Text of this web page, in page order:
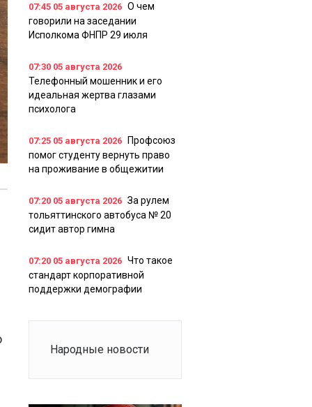
07:45 05 августа 2026 О чем
говорили на заседании
Исполкома ФНПР 29 июля
07:30 05 августа 2026
Телефонный мошенник и его
идеальная жертва глазами
психолога
07:25 05 августа 2026
Профсоюз
помог студенту вернуть право
на проживание в общежитии
07:20 05 августа 2026 За рулем
тольяттинского автобуса № 20
сидит автор гимна
07:20 05 августа 2026 Что такое
стандарт корпоративной
поддержки демографии
Народные новости